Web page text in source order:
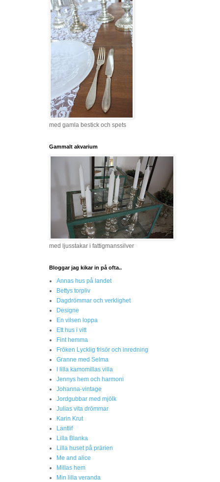
med gamla bestick och spets
Gammalt akvarium
med ljusstakar i fattigmanssilver
Bloggar jag kikar in på ofta..
Annas hus på landet
Bettys torpliv
Dagdrömmar och verklighet
Designe
En vilsen loppa
Ett hus i vitt
Fint hemma
Fröken Lycklig frisör och inredning
Granne med Selma
I lilla kamomillas villa
Jennys hem och harmoni
Johanna-vintage
Jordgubbar med mjölk
Julias vita drömmar
Karin Krut
Lantlif
Lilla Blanka
Lilla huset på prärien
Me and alice
Millas hem
Min lilla veranda